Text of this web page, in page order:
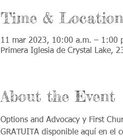
Time & Location
11 mar 2023, 10:00 a.m. – 1:00
Primera Iglesia de Crystal Lake,
About the Event
Options and Advocacy y First
GRATUITA disponible aquí en el